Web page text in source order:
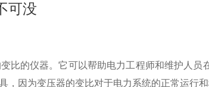
可没
的仪器。它可以帮助电力工程师和维护人员
因为变压器的变比对于电力系统的正常运行和